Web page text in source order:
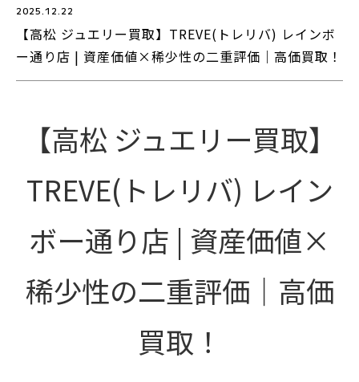
【高松 ジュエリー買取】TREVE(トレリバ) レインボ
ー通り店 | 資産価値×稀少性の二重評価｜高価買取！
2025.12.22
【高松 ジュエリー買取】
TREVE(トレリバ) レイン
ボー通り店 | 資産価値×
稀少性の二重評価｜高価
買取！